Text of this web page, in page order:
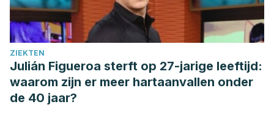
ZIEKTEN
Julián Figueroa sterft op 27-jarige leeftijd:
waarom zijn er meer hartaanvallen onder
de 40 jaar?